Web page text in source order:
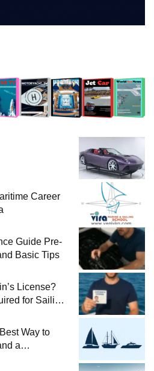
Career
Guide Pre-
Basic Tips
License?
for Sailing
Way to
a